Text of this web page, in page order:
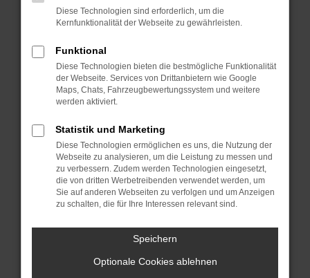
verhindern. Funktioniert die Seite in einem
Fenster?
Starte dein Gerät neu.
Das kann manchmal helfen, vorübergehende
Probleme zu beheben.
Betriebssystem auf dem neuesten Stand
sind.
Veraltete Software birgt nicht nur ein
Sicherheitsrisiko, sondern kann auch dazu
führen, dass bestimmte Funktionen nicht mehr
unterstützt werden.
Wende dich an den Webseitenbetreiber.
Wenn du alle oben genannten Schritte versucht
hast, kontaktiere uns bitte. Wir werden
Diese Technologien sind erforderlich, um die
Kernfunktionalität der Webseite zu gewährleisten.
Funktional
Diese Technologien bieten die bestmögliche Funktionalität
der Webseite. Services von Drittanbietern wie Google
Maps, Chats, Fahrzeugbewertungssystem und weitere
werden aktiviert.
Statistik und Marketing
Diese Technologien ermöglichen es uns, die Nutzung der
Webseite zu analysieren, um die Leistung zu messen und
zu verbessern. Zudem werden Technologien eingesetzt,
die von dritten Werbetreibenden verwendet werden, um
Sie auf anderen Webseiten zu verfolgen und um Anzeigen
zu schalten, die für Ihre Interessen relevant sind.
Speichern
Optionale Cookies ablehnen